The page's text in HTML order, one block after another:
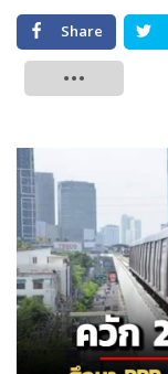
Share